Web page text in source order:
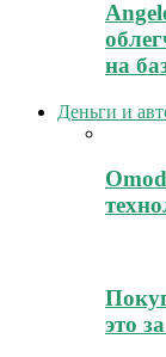
на
Деньги и
это